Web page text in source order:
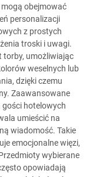
obejmować
personalizacji
z prostych
troski i uwagi.
torby, umożliwiając
weselnych lub
dzięki czemu
Zaawansowane
gości hotelowych
umieścić na
wiadomość. Takie
emocjonalne więzi,
wybierane
opowiadają